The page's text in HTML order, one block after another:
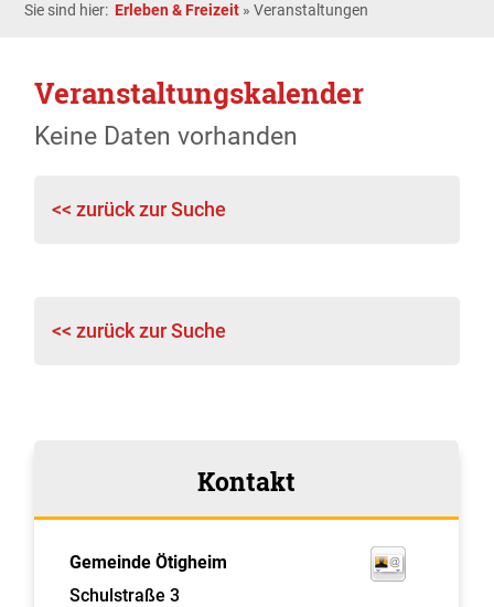
Sie sind hier: Erleben & Freizeit »Veranstaltungen
Veranstaltungskalender
Keine Daten vorhanden
<< zurück zur Suche
<< zurück zur Suche
Kontakt
Gemeinde Ötigheim
Schulstraße 3